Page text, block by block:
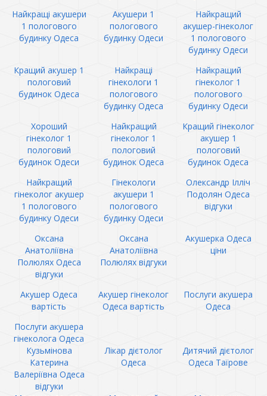
Найкращі акушери
1 пологового
будинку Одеса
Акушери 1
пологового
будинку Одеси
Найкращий
акушер-гінеколог
1 пологового
будинку Одеси
Кращий акушер 1
пологовий
будинок Одеса
Найкращі
гінекологи 1
пологового
будинку Одеса
Найкращий
гінеколог 1
пологового
будинку Одеси
Хороший
гінеколог 1
пологовий
будинок Одеси
Найкращий
гінеколог 1
пологовий
будинок Одеса
Кращий гінеколог
акушер 1
пологовий
будинок Одеса
Найкращий
гінеколог акушер
1 пологового
будинку Одеси
Гінекологи
акушери 1
пологового
будинку Одеси
Олександр Ілліч
Подолян Одеса
відгуки
Оксана
Анатоліївна
Полюлях Одеса
відгуки
Оксана
Анатоліївна
Полюлях відгуки
Акушерка Одеса
ціни
Акушер Одеса
вартість
Акушер гінеколог
Одеса вартість
Послуги акушера
Одеса
Послуги акушера
гінеколога Одеса
Кузьмінова
Катерина
Валеріївна Одеса
відгуки
Лікар дієтолог
Одеса
Дитячий дієтолог
Одеса Таїрове